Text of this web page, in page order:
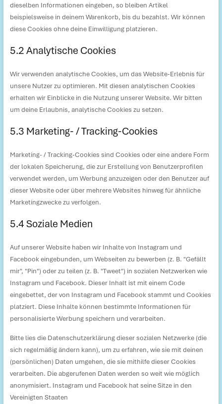
dieselben Informationen eingeben, so bleiben Artikel
beispielsweise in deinem Warenkorb, bis du bezahlst. Wir können
diese Cookies ohne deine Einwilligung platzieren.
5.2 Analytische Cookies
Wir verwenden analytische Cookies, um das Website-Erlebnis für
unsere Nutzer zu optimieren. Mit diesen analytischen Cookies
erhalten wir Einblicke in die Nutzung unserer Website. Wir bitten
um deine Erlaubnis, analytische Cookies zu setzen.
5.3 Marketing- / Tracking-Cookies
Marketing- / Tracking-Cookies sind Cookies oder eine andere Form
der lokalen Speicherung, die zur Erstellung von Benutzerprofilen
verwendet werden, um Werbung anzuzeigen oder den Benutzer auf
dieser Website oder über mehrere Websites hinweg für ähnliche
Marketingzwecke zu verfolgen.
5.4 Soziale Medien
Auf unserer Website haben wir Inhalte von Instagram und
Facebook eingebunden, um Webseiten zu bewerben (z. B. "Gefällt
mir", "Pin") oder zu teilen (z. B. "Tweet") in sozialen Netzwerken wie
Instagram und Facebook. Dieser Inhalt ist mit einem Code
eingebettet, der von Instagram und Facebook stammt und Cookies
platziert. Diese Inhalte können bestimmte Informationen für
personalisierte Werbung speichern und verarbeiten.
Bitte lies die Datenschutzerklärung dieser sozialen Netzwerke (die
sich regelmäßig ändern kann), um zu erfahren, wie sie mit deinen
(persönlichen) Daten umgehen, die sie mithilfe dieser Cookies
verarbeiten. Die abgerufenen Daten werden so weit wie möglich
anonymisiert. Instagram und Facebook hat seine Sitze in den
Vereinigten Staaten